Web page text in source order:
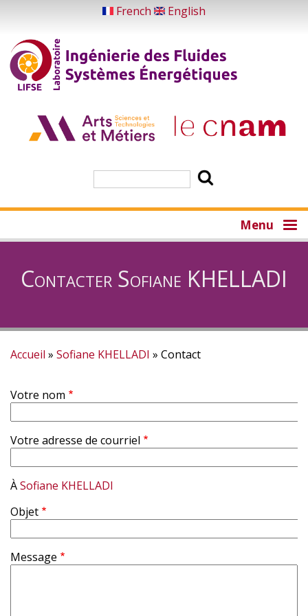
contenu
principal
French English
Menu
Contacter Sofiane KHELLADI
d'Ariane
Accueil Sofiane KHELLADI Contact
Votre nom
Votre adresse de courriel
ÀSofiane KHELLADI
Objet
Message